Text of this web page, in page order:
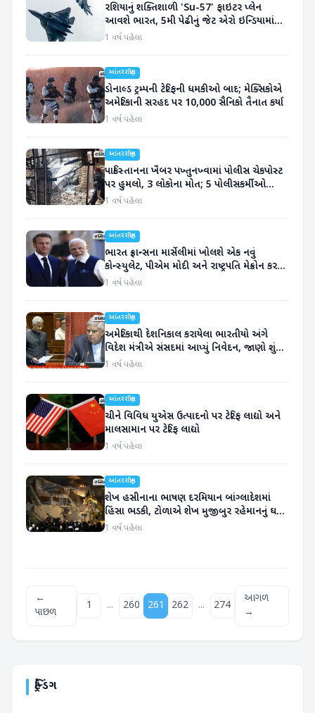
રશિયાનું શક્તિશાળી 'Su-57' ફાઇટર પ્લેન
આવશે ભારત, 5મી પેઢીનું જેટ એરો ઇન્ડિયામાં
લેશે ભાગ
1 વર્ષ પહેલા
આંતરરાષ્ટ્રીય
ડોનાલ્ડ ટ્રમ્પની ટેરિફની ધમકીઓ બાદ; મેક્સિકોએ
અમેરિકાની સરહદ પર 10,000 સૈનિકો તૈનાત કર્યા
1 વર્ષ પહેલા
આંતરરાષ્ટ્રીય
પાકિસ્તાનના ખૈબર પખ્તુનખ્વામાં પોલીસ ચેકપોસ્ટ
પર હુમલો, 3 લોકોના મોત; 5 પોલીસકર્મીઓ
ઘાયલ
1 વર્ષ પહેલા
આંતરરાષ્ટ્રીય
ભારત ફ્રાન્સના માર્સેલીમાં ખોલશે એક નવું
કોન્સ્યુલેટ, પીએમ મોદી અને રાષ્ટ્રપતિ મેક્રોન કરશે
તેનું ઉદ્ઘાટન
1 વર્ષ પહેલા
આંતરરાષ્ટ્રીય
અમેરિકાથી દેશનિકાલ કરાયેલા ભારતીયો અંગે
વિદેશ મંત્રીએ સંસદમાં આપ્યું નિવેદન, જાણો શું
કહ્યું
1 વર્ષ પહેલા
આંતરરાષ્ટ્રીય
ચીને વિવિધ યુએસ ઉત્પાદનો પર ટેરિફ લાદ્યો અને
માલસામાન પર ટેરિફ લાદ્યો
1 વર્ષ પહેલા
આંતરરાષ્ટ્રીય
શેખ હસીનાના ભાષણ દરમિયાન બાંગ્લાદેશમાં
હિંસા ભડકી, ટોળાએ શેખ મુજીબુર રહેમાનનું ઘર
સળગાવ્યું
1 વર્ષ પહેલા
←
પાછળ
1 ... 260 261 262 ... 274
આગળ
→
ટ્રેન્ડિંગ